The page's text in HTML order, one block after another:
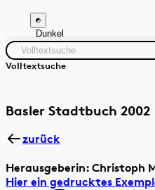
Dunkel
Volltextsuche
Zeitraum Autor:in
Basler Stadtbuch 2002
zurück
Herausgeberin: Christoph
Hier ein gedrucktes